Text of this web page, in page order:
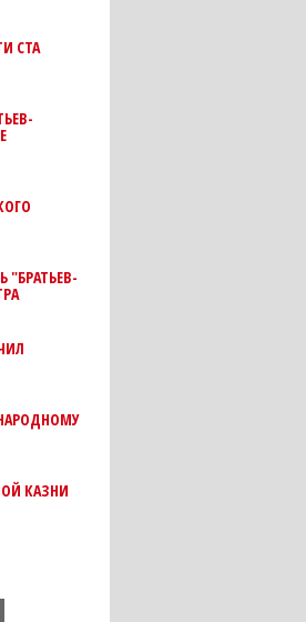
СТА
"БРАТЬЕВ-
КАЗНИ